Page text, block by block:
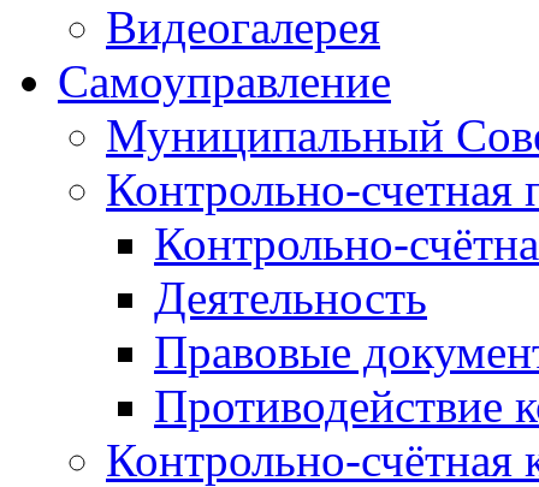
Видеогалерея
Самоуправление
Муниципальный
Контрольно-счетная
Контрольно-
Деятельность
Правовые
Противодействие
Контрольно-счётная